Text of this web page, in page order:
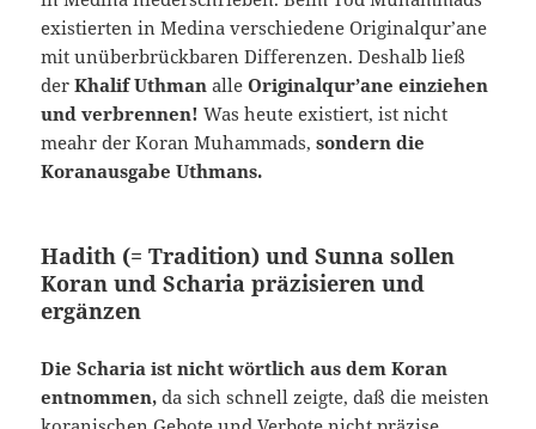
exis­tierten in Medina verschiedene Originalqur’ane
mit unüberbrückbaren Differenzen. Deshalb ließ
derKhalif UthmanalleOriginalqur’ane einzie­hen
und verbrennen! Was heute existiert, ist nicht
meahr der Koran Muhammads,sondern die
Koranausgabe Uthmans.
Hadith (= Tradition) und Sunna sollen
Koran und Scharia präzisieren und
ergänzen
Die Scharia ist nicht wörtlich aus dem Koran
entnommen, da sich schnell zeigte, daß die meis­ten